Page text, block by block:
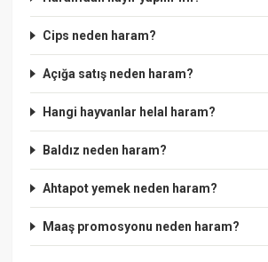
Cips neden haram?
Açığa satış neden haram?
Hangi hayvanlar helal haram?
Baldız neden haram?
Ahtapot yemek neden haram?
Maaş promosyonu neden haram?